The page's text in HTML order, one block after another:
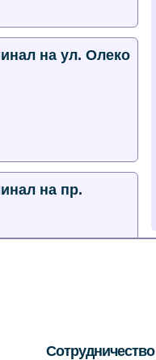
на ул. Олеко
на пр.
Сотрудничество